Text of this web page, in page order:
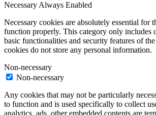
NecessaryAlways Enabled
Necessary cookies are absolutely essential for
function properly. This category only includes
basic functionalities and security features of
cookies do not store any personal information.
Non-necessary
Non-necessary
Any cookies that may not be particularly
to function and is used specifically to collect